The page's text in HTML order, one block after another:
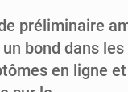
préliminaire
bond dans
en ligne